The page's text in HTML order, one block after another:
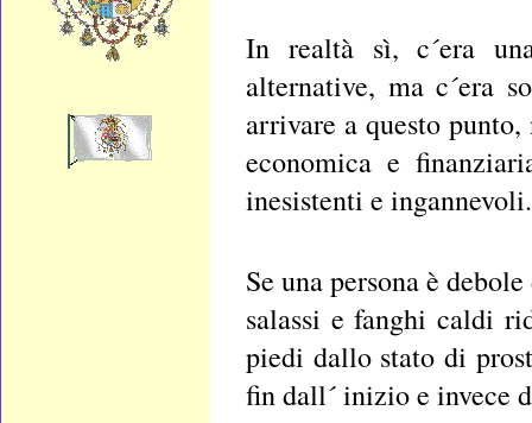
In realtà sì, c´era
alternative, ma c´era
arrivare a questo
economica e
inesistenti e ingannevoli.
Se una persona è
salassi e fanghi caldi
piedi dallo stato di
fin dall´ inizio e invece